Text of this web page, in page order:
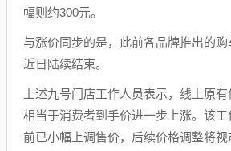
幅则约300元。
与涨价同步的是，此前各品牌推出的
近日陆续结束。
上述九号门店工作人员表示，线上原
相当于消费者到手价进一步上涨。该工
前已小幅上调售价，后续价格调整将